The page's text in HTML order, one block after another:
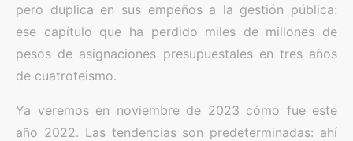
pero duplica en sus empeños a la gestión pública:
ese capítulo que ha perdido miles de millones de
pesos de asignaciones presupuestales en tres años
de cuatroteismo.
Ya veremos en noviembre de 2023 cómo fue este
año 2022. Las tendencias son predeterminadas: ahí